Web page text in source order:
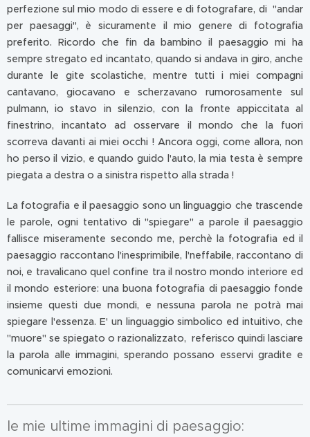
perfezione sul mio modo di essere e di fotografare, di "andar
per paesaggi", è sicuramente il mio genere di fotografia
preferito. Ricordo che fin da bambino il paesaggio mi ha
sempre stregato ed incantato, quando si andava in giro, anche
durante le gite scolastiche, mentre tutti i miei compagni
cantavano, giocavano e scherzavano rumorosamente sul
pulmann, io stavo in silenzio, con la fronte appiccitata al
finestrino, incantato ad osservare il mondo che la fuori
scorreva davanti ai miei occhi ! Ancora oggi, come allora, non
ho perso il vizio, e quando guido l'auto, la mia testa è sempre
piegata a destra o a sinistra rispetto alla strada !
La fotografia e il paesaggio sono un linguaggio che trascende
le parole, ogni tentativo di "spiegare" a parole il paesaggio
fallisce miseramente secondo me, perchè la fotografia ed il
paesaggio raccontano l'inesprimibile, l'neffabile, raccontano di
noi, e travalicano quel confine tra il nostro mondo interiore ed
il mondo esteriore: una buona fotografia di paesaggio fonde
insieme questi due mondi, e nessuna parola ne potrà mai
spiegare l'essenza. E' un linguaggio simbolico ed intuitivo, che
"muore" se spiegato o razionalizzato, referisco quindi lasciare
la parola alle immagini, sperando possano esservi gradite e
comunicarvi emozioni.
le mie ultime immagini di paesaggio: